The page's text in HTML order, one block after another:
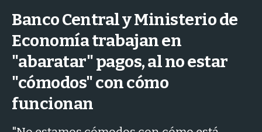
Banco Central y Ministerio de
Economía trabajan en
"abaratar" pagos, al no estar
"cómodos" con cómo
funcionan